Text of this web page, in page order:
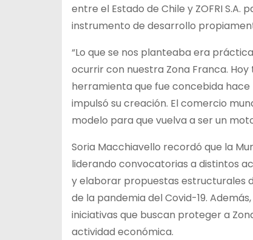
entre el Estado de Chile y ZOFRI
instrumento de desarrollo
“Lo que se nos planteaba era
ocurrir con nuestra Zona Franca.
herramienta que fue concebida hace
impulsó su creación. El comercio
modelo para que vuelva a ser un
Soria Macchiavello recordó que la
liderando convocatorias a distintos
y elaborar propuestas estructurales
de la pandemia del Covid-19.
iniciativas que buscan proteger a
actividad económica.